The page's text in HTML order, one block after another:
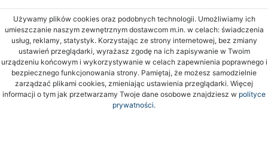
Używamy plików cookies oraz podobnych technologii. Umożliwiamy ich
umieszczanie naszym zewnętrznym dostawcom m.in. w celach: świadczenia
usług, reklamy, statystyk. Korzystając ze strony internetowej, bez zmiany
ustawień przeglądarki, wyrażasz zgodę na ich zapisywanie w Twoim
urządzeniu końcowym i wykorzystywanie w celach zapewnienia poprawnego i
bezpiecznego funkcjonowania strony. Pamiętaj, że możesz samodzielnie
zarządzać plikami cookies, zmieniając ustawienia przeglądarki. Więcej
informacji o tym jak przetwarzamy Twoje dane osobowe znajdziesz w polityce
prywatności.